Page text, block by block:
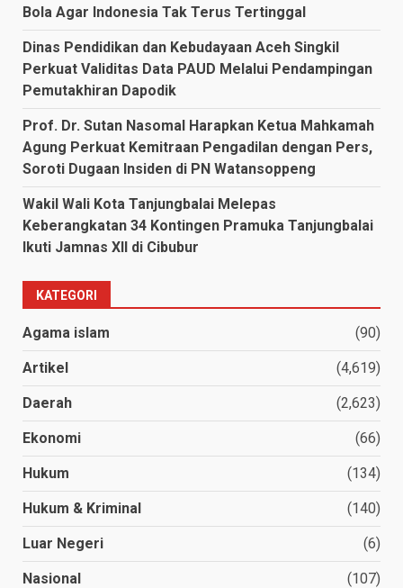
Bola Agar Indonesia Tak Terus Tertinggal
Dinas Pendidikan dan Kebudayaan Aceh Singkil
Perkuat Validitas Data PAUD Melalui Pendampingan
Pemutakhiran Dapodik
Prof. Dr. Sutan Nasomal Harapkan Ketua Mahkamah
Agung Perkuat Kemitraan Pengadilan dengan Pers,
Soroti Dugaan Insiden di PN Watansoppeng
Wakil Wali Kota Tanjungbalai Melepas
Keberangkatan 34 Kontingen Pramuka Tanjungbalai
Ikuti Jamnas XII di Cibubur
KATEGORI
Agama islam (90)
Artikel (4,619)
Daerah (2,623)
Ekonomi (66)
Hukum (134)
Hukum & Kriminal (140)
Luar Negeri (6)
Nasional (107)